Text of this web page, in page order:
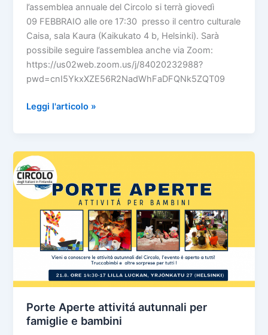
(Pub
Kaisla)
l’assemblea annuale del Circolo si terrà giovedì
09 FEBBRAIO alle ore 17:30 presso il centro culturale
Caisa, sala Kaura (Kaikukato 4 b, Helsinki). Sarà
possibile seguire l’assemblea anche via Zoom:
https://us02web.zoom.us/j/84020232988?
pwd=cnI5YkxXZE56R2NadWhFaDFQNk5ZQT09
Assemblea
ordine
del
giorno
Leggi l'articolo »
Porte Aperte attivitá autunnali per
famiglie e bambini